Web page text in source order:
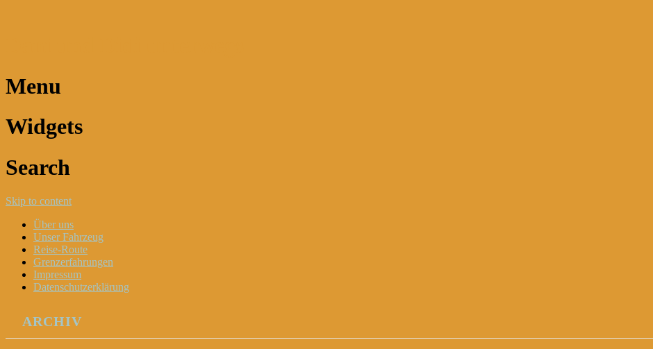
Menu
Widgets
Search
Skip to content
Über uns
Unser Fahrzeug
Reise-Route
Grenzerfahrungen
Impressum
Datenschutzerklärung
ARCHIV